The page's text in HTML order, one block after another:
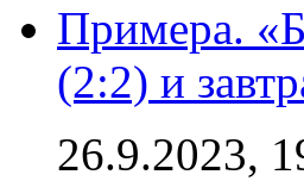
Примера.
(2:2) и
26.9.2023,